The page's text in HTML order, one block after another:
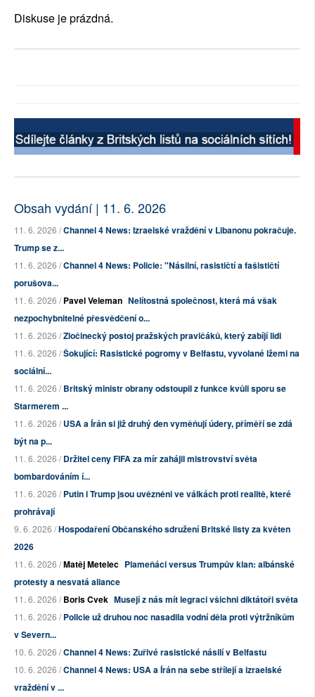
Diskuse je prázdná.
Obsah vydání | 11. 6. 2026
11. 6. 2026 /Channel 4 News: Izraelské vraždění v Libanonu pokračuje.
Trump se z...
11. 6. 2026 /Channel 4 News: Policie: "Násilní, rasističtí a fašističtí
porušova...
11. 6. 2026 /Pavel Veleman Nelítostná společnost, která má však
nezpochybnitelné přesvědčení o...
11. 6. 2026 /Zločinecký postoj pražských pravičáků, který zabíjí lidi
11. 6. 2026 /Šokující: Rasistické pogromy v Belfastu, vyvolané lžemi na
sociální...
11. 6. 2026 /Britský ministr obrany odstoupil z funkce kvůli sporu se
Starmerem ...
11. 6. 2026 /USA a Írán si již druhý den vyměňují údery, příměří se zdá
být na p...
11. 6. 2026 /Držitel ceny FIFA za mír zahájil mistrovství světa
bombardováním í...
11. 6. 2026 /Putin i Trump jsou uvězněni ve válkách proti realitě, které
prohrávají
9. 6. 2026 /Hospodaření Občanského sdružení Britské listy za květen
2026
11. 6. 2026 /Matěj Metelec Plameňáci versus Trumpův klan: albánské
protesty a nesvatá aliance
11. 6. 2026 /Boris Cvek Musejí z nás mít legraci všichni diktátoři světa
11. 6. 2026 /Policie už druhou noc nasadila vodní děla proti výtržníkům
v Severn...
10. 6. 2026 /Channel 4 News: Zuřivé rasistické násilí v Belfastu
10. 6. 2026 /Channel 4 News: USA a Írán na sebe střílejí a izraelské
vraždění v ...